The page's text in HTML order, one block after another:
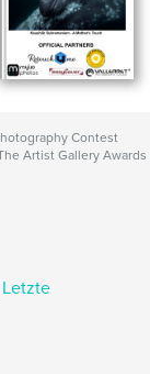
Contest
Artist Gallery Awards
Letzte